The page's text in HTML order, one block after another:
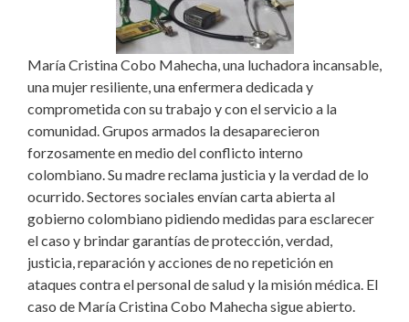
María Cristina Cobo Mahecha, una luchadora incansable,
una mujer resiliente, una enfermera dedicada y
comprometida con su trabajo y con el servicio a la
comunidad. Grupos armados la desaparecieron
forzosamente en medio del conflicto interno
colombiano. Su madre reclama justicia y la verdad de lo
ocurrido. Sectores sociales envían carta abierta al
gobierno colombiano pidiendo medidas para esclarecer
el caso y brindar garantías de protección, verdad,
justicia, reparación y acciones de no repetición en
ataques contra el personal de salud y la misión médica. El
caso de María Cristina Cobo Mahecha sigue abierto.